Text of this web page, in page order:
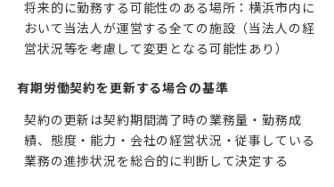
将来的に勤務する可能性のある場所：横浜市内に
おいて当法人が運営する全ての施設（当法人の経
営状況等を考慮して変更となる可能性あり）
有期労働契約を更新する場合の基準
契約の更新は契約期間満了時の業務量・勤務成
績、態度・能力・会社の経営状況・従事している
業務の進捗状況を総合的に判断して決定する